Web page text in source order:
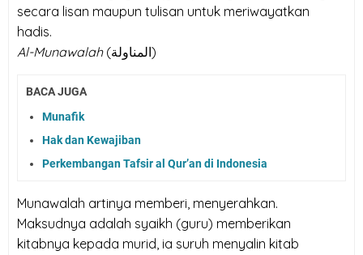
secara lisan maupun tulisan untuk meriwayatkan
hadis.
Al-Munawalah(المناولة)
BACA JUGA
Munafik
Hak dan Kewajiban
Perkembangan Tafsir al Qur’an di Indonesia
Munawalah artinya memberi, menyerahkan.
Maksudnya adalah syaikh (guru) memberikan
kitabnya kepada murid, ia suruh menyalin kitab